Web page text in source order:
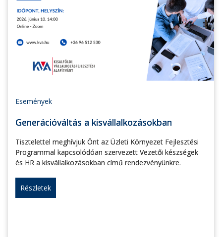
Események
Generációváltás a kisvállalkozásokban
Tisztelettel meghívjuk Önt az Üzleti Környezet Fejlesztési
Programmal kapcsolódóan szervezett Vezetői készségek
és HR a kisvállalkozásokban című rendezvényünkre.
Részletek